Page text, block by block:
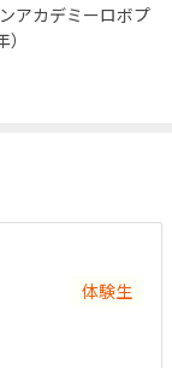
アカデミーロボプ
体験生